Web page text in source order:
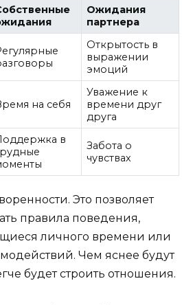
Ожидания
партнера
Открытость в
выражении
эмоций
на себя
Уважение к
времени друг
друга
в
Забота о
чувствах
Это позволяет
правила поведения,
личного времени или
Чем яснее будут
будет строить отношения.